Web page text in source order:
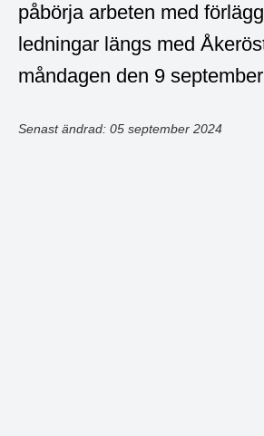
påbörja arbeten med
ledningar längs med
måndagen den 9
Senast ändrad: 05 september 2024